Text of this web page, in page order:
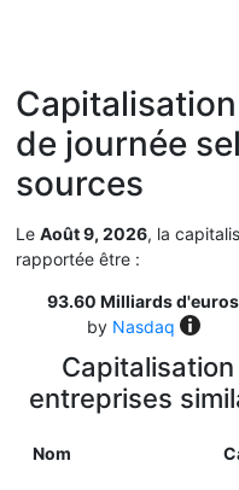
de journée
sources
Le Août 9, 2026, la
rapportée être :
93.60 Milliards d'euros
by Nasdaq
entreprises
Nom